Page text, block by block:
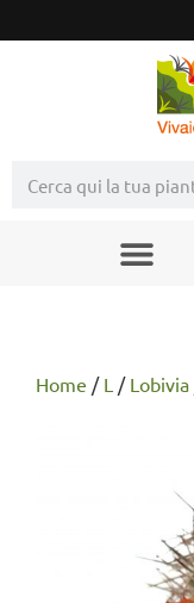
Home / L / Lobivia